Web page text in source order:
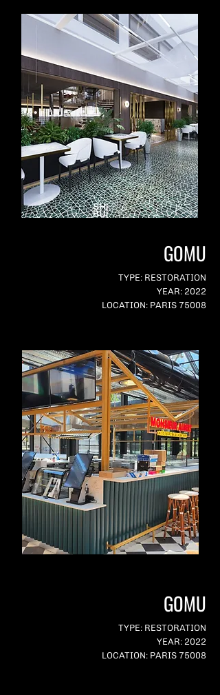
GOMU
TYPE: RESTORATION
YEAR: 2022
LOCATION: PARIS 75008
GOMU
TYPE: RESTORATION
YEAR: 2022
LOCATION: PARIS 75008